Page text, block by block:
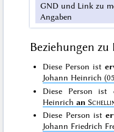
GND und Link zu
Angaben
Beziehungen
Diese Person ist
Johann Heinrich
Diese Person ist
Heinrichan
Diese Person ist
Johann Friedrich